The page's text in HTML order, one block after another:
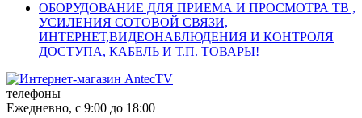
ОБОРУДОВАНИЕ ДЛЯ ПРИЕМА И ПРОСМОТРА ТВ ,
УСИЛЕНИЯ СОТОВОЙ СВЯЗИ,
ИНТЕРНЕТ,ВИДЕОНАБЛЮДЕНИЯ И КОНТРОЛЯ
ДОСТУПА, КАБЕЛЬ И Т.П. ТОВАРЫ!
телефоны
Ежедневно, с 9:00 до 18:00